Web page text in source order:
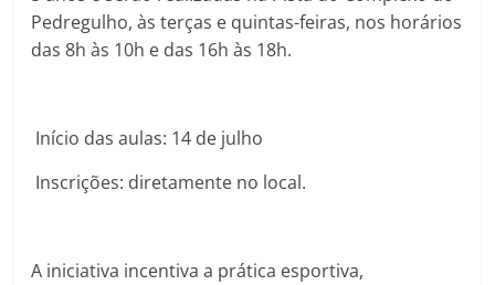
Pedregulho, às terças e quintas-feiras, nos horários
das 8h às 10h e das 16h às 18h.
Início das aulas: 14 de julho
Inscrições: diretamente no local.
A iniciativa incentiva a prática esportiva,